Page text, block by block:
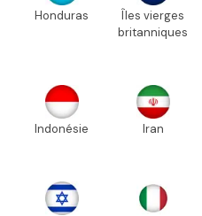
Honduras
Îles vierges
britanniques
Indonésie Iran